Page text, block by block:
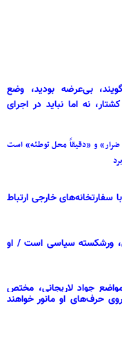
بی‌عرضه بودید، وضع
نه اما نباید در اجرای
و «دقیقاً محل توطئه» است
سفارتخانه‌های خارجی ارتباط
ورشکسته سیاسی است / او
جواد لاریجانی، مختص
حرف‌های او مانور خواهند